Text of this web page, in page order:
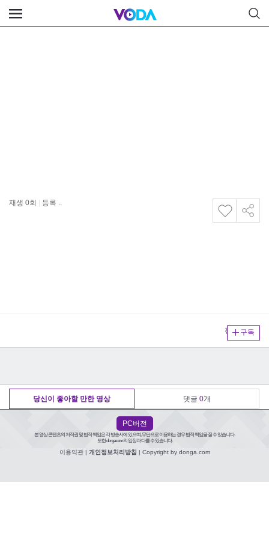
재생 0회 등록 ..
구독
전체보기
당신이 좋아할 만한 영상 댓글 0개
PC버전
본 영상 콘텐츠의 저작권 및 법적 책임은 각 방송사에 있으며, 무단으로 이용하는 경우 법적 책임을 질 수 있습니다.
또한 donga.com의 입장과 다를 수 있습니다.
이용약관| 개인정보처리방침 | Copyright by donga.com